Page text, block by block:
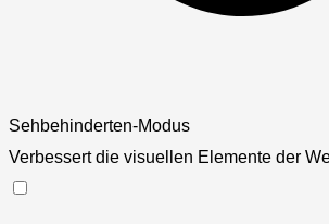
Sehbehinderten-Modus
Verbessert die visuellen Elemente der